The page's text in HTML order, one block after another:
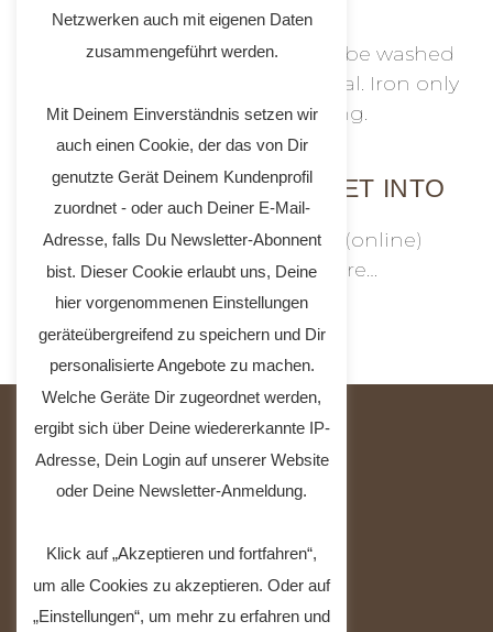
webshop).
Silk items in particular should be washed
by hand & in cold water as usual. Iron only
on a slightly low setting.
HOW DOES THE DYE GET INTO
THE FIBER?
Feel free to join one of our (online)
workshops to learn more…
INFO
About natural colors
How do I care for my items?
How does the dye get into the fiber?
Netzwerken auch mit eigenen Daten
zusammengeführt werden.
Mit Deinem Einverständnis setzen wir
auch einen Cookie, der das von Dir
genutzte Gerät Deinem Kundenprofil
zuordnet - oder auch Deiner E-Mail-
Adresse, falls Du Newsletter-Abonnent
bist. Dieser Cookie erlaubt uns, Deine
hier vorgenommenen Einstellungen
geräteübergreifend zu speichern und Dir
personalisierte Angebote zu machen.
Welche Geräte Dir zugeordnet werden,
ergibt sich über Deine wiedererkannte IP-
Adresse, Dein Login auf unserer Website
oder Deine Newsletter-Anmeldung.
Klick auf „Akzeptieren und fortfahren“,
um alle Cookies zu akzeptieren. Oder auf
„Einstellungen“, um mehr zu erfahren und